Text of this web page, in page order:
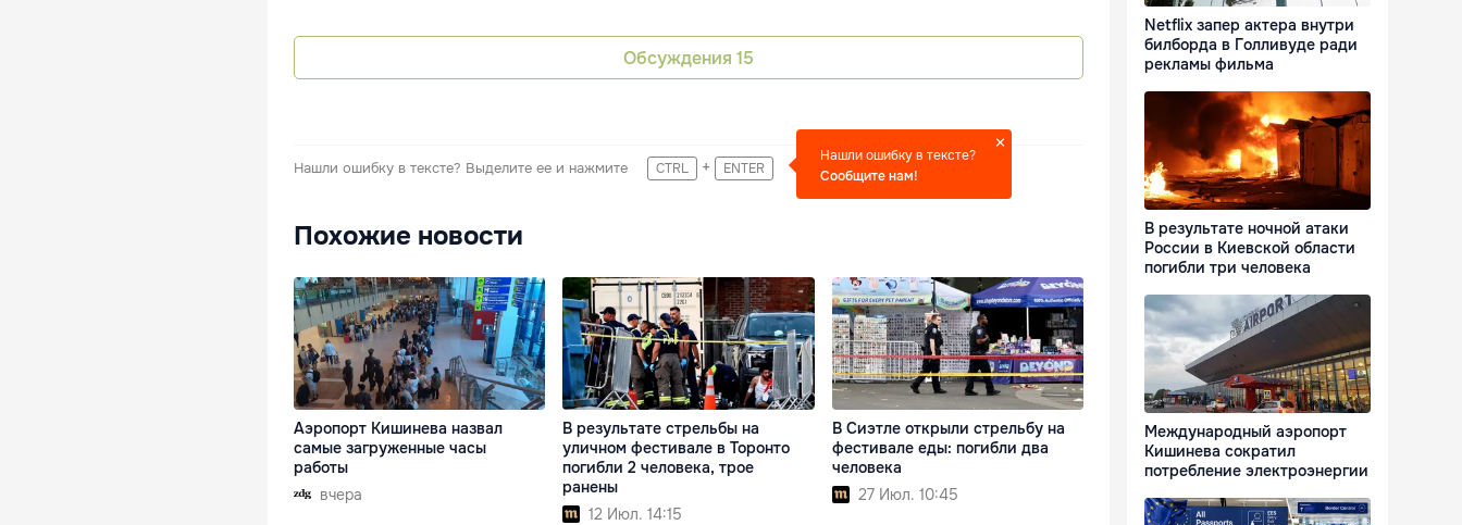
Обсуждения 15
Нашли ошибку в тексте? Выделите ее и нажмите CTRL + ENTER
Нашли ошибку в тексте?
Сообщите нам!
Похожие новости
Аэропорт Кишинева назвал
самые загруженные часы
работы
вчера
В результате стрельбы на
уличном фестивале в Торонто
погибли 2 человека, трое
ранены
12 Июл. 14:15
В Сиэтле открыли стрельбу на
фестивале еды: погибли два
человека
27 Июл. 10:45
Netflix запер актера внутри
билборда в Голливуде ради
рекламы фильма
В результате ночной атаки
России в Киевской области
погибли три человека
Международный аэропорт
Кишинева сократил
потребление электроэнергии